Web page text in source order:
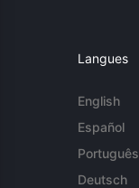
Langues
English
Español
Português
Deutsch